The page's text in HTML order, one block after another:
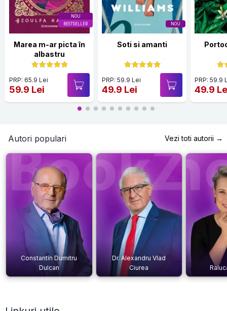
NOU
BESTSELLER
Marea m-ar picta în
albastru
PRP: 65.9 Lei
59.9 Lei
NOU
Soti si amanti
PRP: 59.9 Lei
49.9 Lei
PRP: 59.9
49.9
Autori populari Vezi toti autorii →
Constantin Dumitru
Dulcan
Dr. Alexandru Vlad
Ciurea